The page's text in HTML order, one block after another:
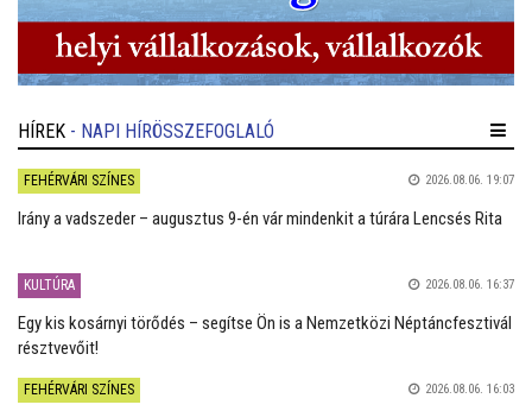
HÍREK - NAPI HÍRÖSSZEFOGLALÓ
FEHÉRVÁRI SZÍNES 2026.08.06. 19:07
Irány a vadszeder – augusztus 9-én vár mindenkit a túrára Lencsés Rita
KULTÚRA 2026.08.06. 16:37
Egy kis kosárnyi törődés – segítse Ön is a Nemzetközi Néptáncfesztivál
résztvevőit!
FEHÉRVÁRI SZÍNES 2026.08.06. 16:03